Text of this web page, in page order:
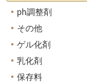
ph調整剤
その他
ゲル化剤
乳化剤
保存料